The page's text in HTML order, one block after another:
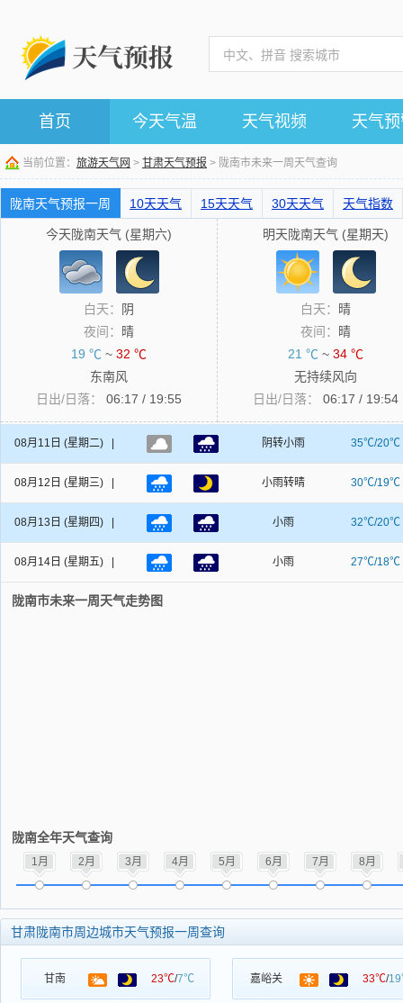
首页 今天气温 天气视频 天气
当前位置： 旅游天气网 > 甘肃天气预报 > 陇南市未来一周天气查询
陇南天气预报一周 10天天气 15天天气 30天天气 天气指数
今天陇南天气 (星期六)
白天：
阴
夜间：
晴
19 ℃ ~ 32 ℃
东南风
日出/日落：
06:17 / 19:55
明天陇南天气 (星期天)
白天：
晴
夜间：
晴
21 ℃ ~ 34 ℃
无持续风向
日出/日落：
06:17 / 19:54
08月11日 (星期二) | 阴转小雨 35℃/20℃
08月12日 (星期三) | 小雨转晴 30℃/19℃
08月13日 (星期四) | 小雨 32℃/20℃
08月14日 (星期五) | 小雨 27℃/18℃
陇南市未来一周天气走势图
陇南全年天气查询
1月 2月 3月 4月 5月 6月 7月 8月
甘肃陇南市周边城市天气预报一周查询
甘南 23℃/7℃ 嘉峪关 33℃/